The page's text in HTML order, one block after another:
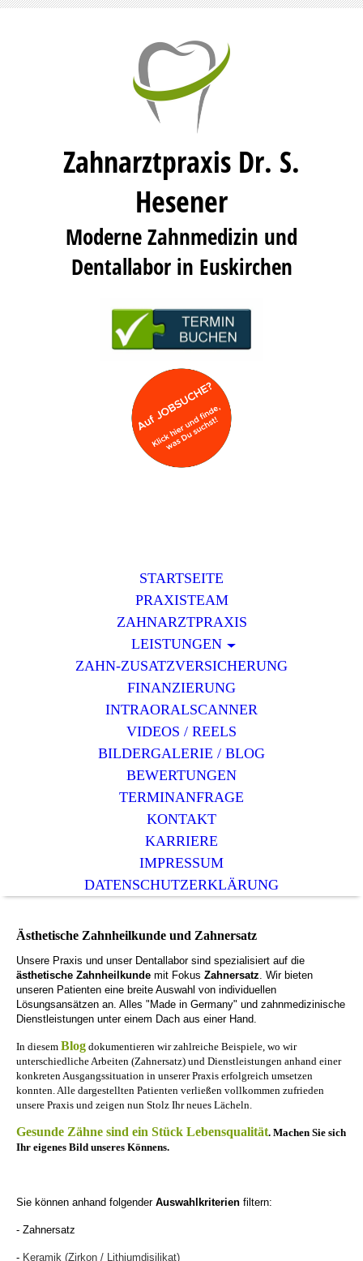
Zahnarztpraxis Dr. S.
Hesener
Moderne Zahnmedizin und
Dentallabor in Euskirchen
STARTSEITE
PRAXISTEAM
ZAHNARZTPRAXIS
LEISTUNGEN
ZAHN-ZUSATZVERSICHERUNG
FINANZIERUNG
INTRAORALSCANNER
VIDEOS / REELS
BILDERGALERIE / BLOG
BEWERTUNGEN
TERMINANFRAGE
KONTAKT
KARRIERE
IMPRESSUM
DATENSCHUTZERKLÄRUNG
Ästhetische Zahnheilkunde und Zahnersatz
Unsere Praxis und unser Dentallabor sind spezialisiert auf die
ästhetische Zahnheilkunde mit Fokus Zahnersatz . Wir bieten
unseren Patienten eine breite Auswahl von individuellen
Lösungsansätzen an. Alles "Made in Germany" und zahnmedizinische
Dienstleistungen unter einem Dach aus einer Hand.
In diesem Blog dokumentieren wir zahlreiche Beispiele, wo wir
unterschiedliche Arbeiten (Zahnersatz) und Dienstleistungen anhand einer
konkreten Ausgangssituation in unserer Praxis erfolgreich umsetzen
konnten. Alle dargestellten Patienten verließen vollkommen zufrieden
unsere Praxis und zeigen nun Stolz Ihr neues Lächeln.
Gesunde Zähne sind ein Stück Lebensqualität. Machen Sie sich
Ihr eigenes Bild unseres Könnens.
Sie können anhand folgender Auswahlkriterien filtern:
- Zahnersatz
- Keramik (Zirkon / Lithiumdisilikat)